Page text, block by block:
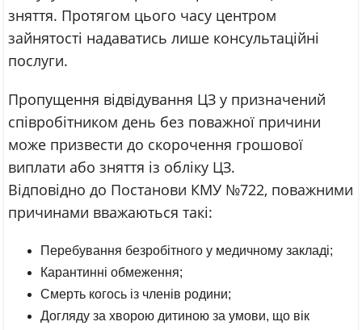
зняття. Протягом цього часу центром
зайнятості надаватись лише консультаційні
послуги.
Пропущення відвідування ЦЗ у призначений
співробітником день без поважної причини
може призвести до скорочення грошової
виплати або зняття із обліку ЦЗ.
Відповідно до Постанови КМУ №722, поважними
причинами вважаються такі:
Перебування безробітного у медичному закладі;
Карантинні обмеження;
Смерть когось із членів родини;
Догляду за хворою дитиною за умови, що вік